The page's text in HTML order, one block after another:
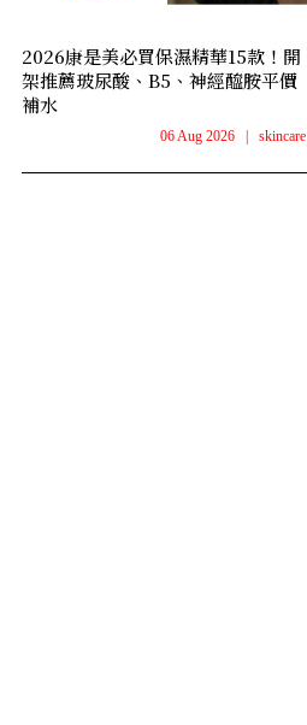
2026康是美必買保濕精華15款！開
架推薦玻尿酸、B5、神經醯胺平價
補水
06 Aug 2026 skincare